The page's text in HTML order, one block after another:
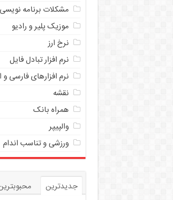
مشکلات برنامه نویسی
موزیک پلیر و رادیو
نرخ ارز
ﻧﺮﻡ ﺍﻓﺰﺍﺭ ﺗﺒﺎﺩﻝ ﻓﺎﻳﻞ
نرم افزارهای فارسی و
نقشه
همراه بانک
والپیپر
ورزشی و تناسب اندام
جدیدترین